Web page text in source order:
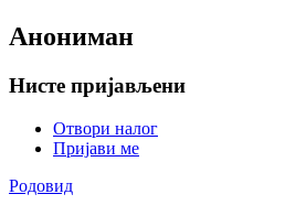
Анониман
Нисте пријављени
Отвори налог
Пријави ме
Родовид